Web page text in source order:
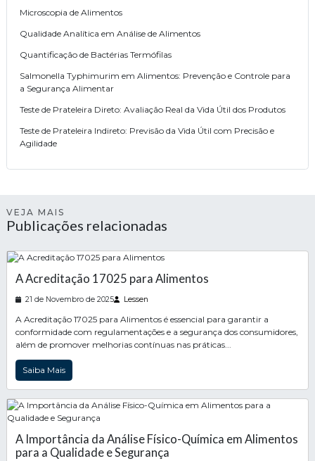
Microscopia de Alimentos
Qualidade Analítica em Análise de Alimentos
Quantificação de Bactérias Termófilas
Salmonella Typhimurim em Alimentos: Prevenção e Controle para
a Segurança Alimentar
Teste de Prateleira Direto: Avaliação Real da Vida Útil dos Produtos
Teste de Prateleira Indireto: Previsão da Vida Útil com Precisão e
Agilidade
VEJA MAIS
Publicações relacionadas
A Acreditação 17025 para Alimentos
21 de Novembro de 2025 Lessen
A Acreditação 17025 para Alimentos é essencial para garantir a
conformidade com regulamentações e a segurança dos consumidores,
além de promover melhorias contínuas nas práticas...
Saiba Mais
A Importância da Análise Físico-Química em Alimentos
para a Qualidade e Segurança